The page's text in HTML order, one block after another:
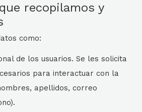
recopilamos y
como:
de los usuarios. Se les solicita
para interactuar con la
apellidos, correo